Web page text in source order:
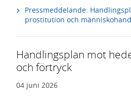
Pressmeddelande:
prostitution och
Handlingsplan mot
och förtryck
04 juni 2026